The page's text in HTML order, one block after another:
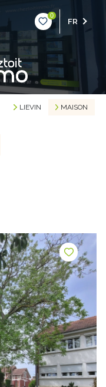
0
FR
LIEVIN MAISON